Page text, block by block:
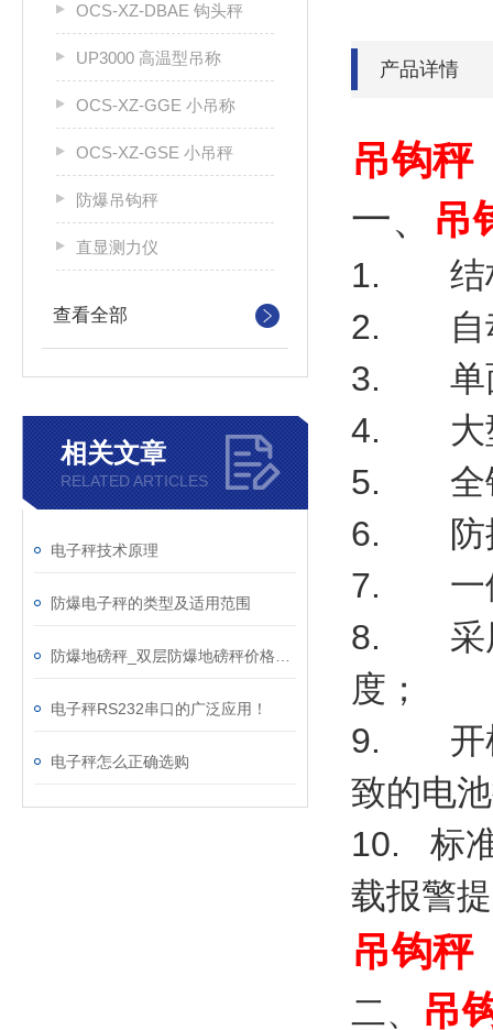
OCS-XZ-DBAE 钩头秤
UP3000 高温型吊称
OCS-XZ-GGE 小吊称
OCS-XZ-GSE 小吊秤
防爆吊钩秤
直显测力仪
查看全部
相关文章
RELATED ARTICLES
电子秤技术原理
防爆电子秤的类型及适用范围
电子秤RS232串口的广泛应用！
电子秤怎么正确选购
产品详情
吊钩
一、 吊
1. 结构
2. 自
3. 单面
4. 大型
5. 全钢
6. 防撞
7. 一体
8. 采用
度；
9. 开机
致的电
10. 标
载报警
吊钩
二、 吊